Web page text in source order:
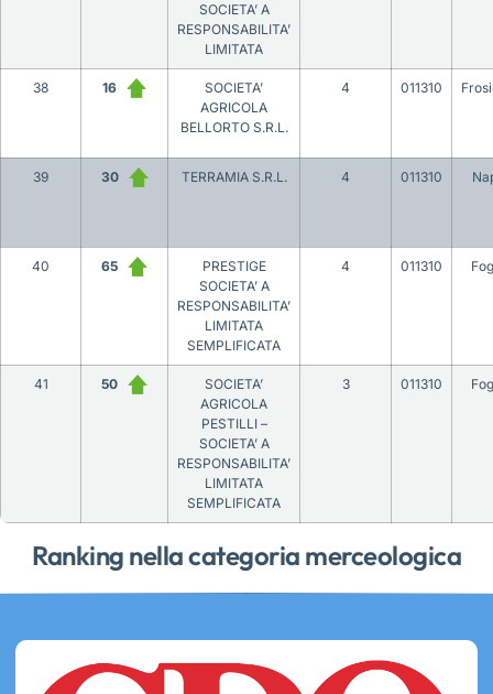
Ranking nella categoria merceologica
SOCIETA’ A
RESPONSABILITA’
LIMITATA
38 16
SOCIETA’
AGRICOLA
BELLORTO S.R.L.
4 011310
39 30 TERRAMIA S.R.L. 4 011310
40 65
PRESTIGE
SOCIETA’ A
RESPONSABILITA’
LIMITATA
SEMPLIFICATA
4 011310
41 50
SOCIETA’
AGRICOLA
PESTILLI –
SOCIETA’ A
RESPONSABILITA’
LIMITATA
SEMPLIFICATA
3 011310